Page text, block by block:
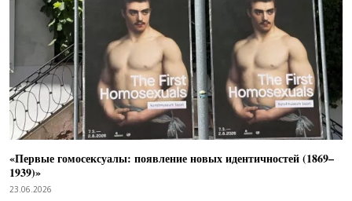
«Первые гомосексуалы: появление новых идентичностей (1869–
1939)»
23.06.2026